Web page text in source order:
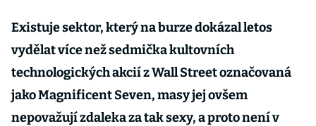
Existuje sektor, který na burze dokázal letos
vydělat více než sedmička kultovních
technologických akcií z Wall Street označovaná
jako Magnificent Seven, masy jej ovšem
nepovažují zdaleka za tak sexy, a proto není v